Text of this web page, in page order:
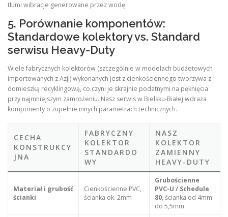
tłumi wibracje generowane przez wodę.
5. Porównanie komponentów:
Standardowe kolektory vs. Standard
serwisu Heavy-Duty
Wiele fabrycznych kolektorów (szczególnie w modelach budżetowych
importowanych z Azji) wykonanych jest z cienkościennego tworzywa z
domieszką recyklingową, co czyni je skrajnie podatnymi na pęknięcia
przy najmniejszym zamrożeniu. Nasz serwis w Bielsku-Białej wdraża
komponenty o zupełnie innych parametrach technicznych.
CECHA
KONSTRUKCY
JNA
FABRYCZNY
KOLEKTOR
STANDARDO
WY
NASZ
KOLEKTOR
ZAMIENNY
HEAVY-DUTY
Materiał i grubość
ścianki
Cienkościenne PVC,
ścianka ok. 2mm
Grubościenne
PVC-U / Schedule
80, ścianka od 4mm
do 5,5mm